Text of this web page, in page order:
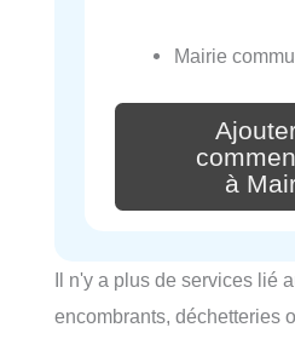
Mairie
à
Il n'y a plus de services lié
encombrants, déchetteries